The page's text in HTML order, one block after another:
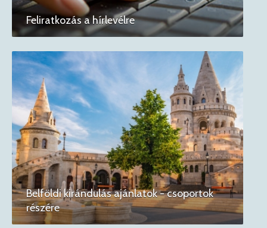
Feliratkozás a hírlevélre
Belföldi kirándulás ajánlatok - csoportok
részére